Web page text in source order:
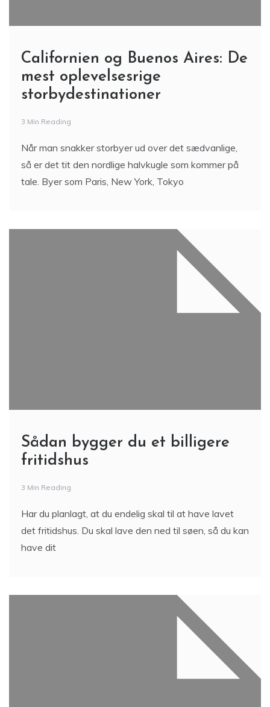
Californien og Buenos Aires: De
mest oplevelsesrige
storbydestinationer
3 Min Reading
Når man snakker storbyer ud over det sædvanlige,
så er det tit den nordlige halvkugle som kommer på
tale. Byer som Paris, New York, Tokyo
Sådan bygger du et billigere
fritidshus
3 Min Reading
Har du planlagt, at du endelig skal til at have lavet
det fritidshus. Du skal lave den ned til søen, så du kan
have dit